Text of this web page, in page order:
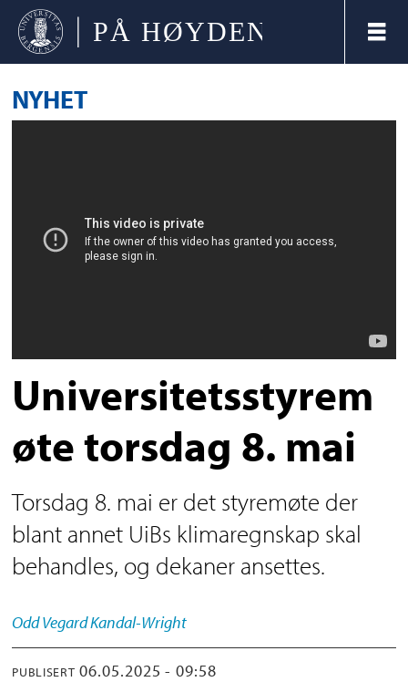
NYHET
Universitetsstyrem
øte torsdag 8. mai
Torsdag 8. mai er det styremøte der
blant annet UiBs klimaregnskap skal
behandles, og dekaner ansettes.
Odd VegardKandal-Wright
PUBLISERT 06.05.2025 - 09:58